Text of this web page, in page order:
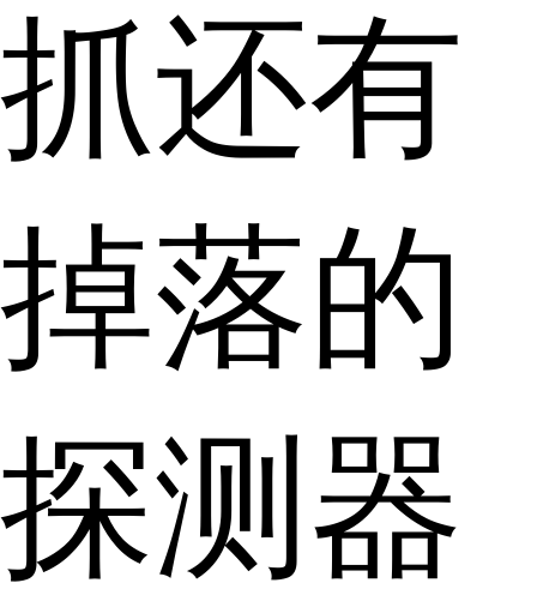
抓还有
掉落的
探测器